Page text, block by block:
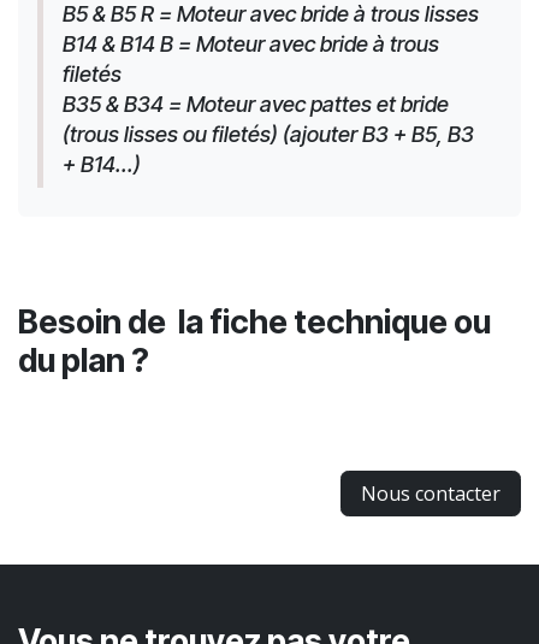
B5 & B5 R = Moteur avec bride à trous lisses
B14 & B14 B = Moteur avec bride à trous
filetés
B35 & B34 = Moteur avec pattes et bride
(trous lisses ou filetés) (ajouter B3 + B5, B3
+ B14...)
Besoin de la fiche technique ou
du plan ?
Nous contacter